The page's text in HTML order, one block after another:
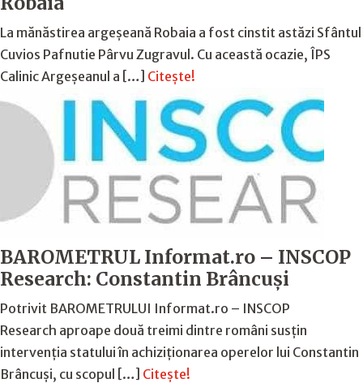
La mănăstirea argeșeană Robaia a fost cinstit astăzi Sfântul
Cuvios Pafnutie Pârvu Zugravul. Cu această ocazie, ÎPS
Calinic Argeșeanul a […] Citește!
BAROMETRUL Informat.ro – INSCOP
Research: Constantin Brâncuși
Potrivit BAROMETRULUI Informat.ro – INSCOP
Research aproape două treimi dintre români susțin
intervenția statului în achiziționarea operelor lui Constantin
Brâncuși, cu scopul […] Citește!